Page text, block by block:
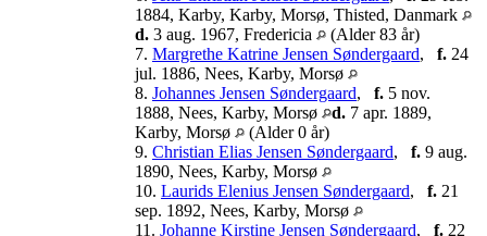
1884, Karby, Karby, Morsø, Thisted, Danmark
d. 3 aug. 1967, Fredericia
(Alder 83 år)
7. Margrethe Katrine Jensen Søndergaard, f. 24
jul. 1886, Nees, Karby, Morsø
8. Johannes Jensen Søndergaard, f. 5 nov.
1888, Nees, Karby, Morsø
d. 7 apr. 1889,
Karby, Morsø
(Alder 0 år)
9. Christian Elias Jensen Søndergaard, f. 9 aug.
1890, Nees, Karby, Morsø
10. Laurids Elenius Jensen Søndergaard, f. 21
sep. 1892, Nees, Karby, Morsø
11. Johanne Kirstine Jensen Søndergaard, f. 22